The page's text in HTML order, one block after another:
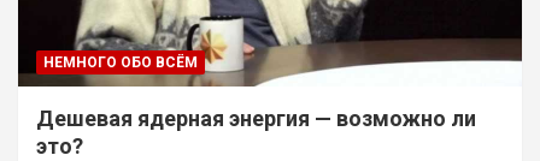
НЕМНОГО ОБО ВСЁМ
Дешевая ядерная энергия — возможно ли
это?